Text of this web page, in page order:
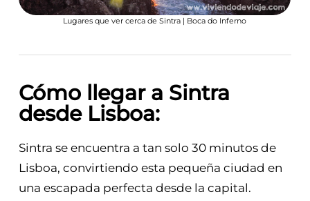
Lugares que ver cerca de Sintra | Boca do Inferno
Cómo llegar a Sintra
desde Lisboa:
Sintra se encuentra a tan solo 30 minutos de
Lisboa, convirtiendo esta pequeña ciudad en
una escapada perfecta desde la capital.